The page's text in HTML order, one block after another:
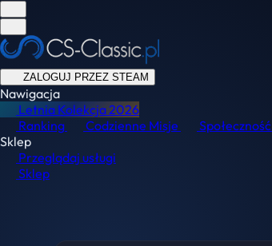
ZALOGUJ PRZEZ STEAM
Nawigacja
Letnia Kolekcja2026
Ranking
Codzienne Misje Społeczność
Sklep
Przeglądaj usługi
Sklep